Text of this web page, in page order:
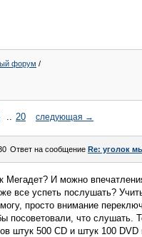
форум /
.. 20 следующая →
Ответ на сообщение Re: уголок
Мегадет? И можно
же все успеть послушать?
просто внимание
посоветовали, что слушать.
штук 500 СD и штук 100